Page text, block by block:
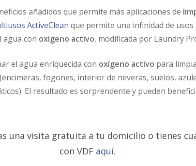
añadidos que permite más aplicaciones de
ActiveClean que permite una infinidad de
con oxígeno activo, modificada por Laundry
el agua enriquecida con oxígeno activo para
fogones, interior de neveras, suelos,
El resultado es sorprendente y pueden
una visita gratuita a tu domicilio o tienes
con VDF aquí.